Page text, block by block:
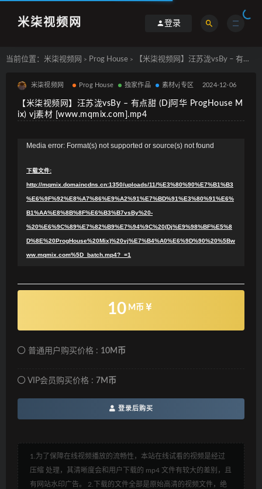
米柒视频网 登录
当前位置： 米柒视频网 > Prog House > 【米柒视频网】汪苏泷vsBy – 有点甜 (Dj阿华 ProgHouse Mix) vj素材 [www.mqmix.com].mp4
米柒视频网 Prog House 独家作品 素材vj专区 2024-12-06
【米柒视频网】汪苏泷vsBy – 有点甜 (Dj阿华 ProgHouse M
ix) vj素材 [www.mqmix.com].mp4
Media error: Format(s) not supported or source(s) not found
下载文件:
http://mqmix.domaincdns.cn:1350/uploads/11/%E3%80%90%E7%B1%B3
%E6%9F%92%E8%A7%86%E9%A2%91%E7%BD%91%E3%80%91%E6%
B1%AA%E8%8B%8F%E6%B3%B7vsBy%20-
%20%E6%9C%89%E7%82%B9%E7%94%9C%20(Dj%E9%98%BF%E5%8
D%8E%20ProgHouse%20Mix)%20vj%E7%B4%A0%E6%9D%90%20%5Bw
ww.mqmix.com%5D_batch.mp4?_=1
10 M币
普通用户购买价格 : 10M币
VIP会员购买价格 : 7M币
登录后购买
1.为了保障在线视频播放的流畅性，本站在线试看的视频是经过
压缩 处理，其清晰度会和用户下载的 mp4 文件有较大的差别，且
有网站水印广告。 2.下载的文件全部是原始高清的视频文件，绝